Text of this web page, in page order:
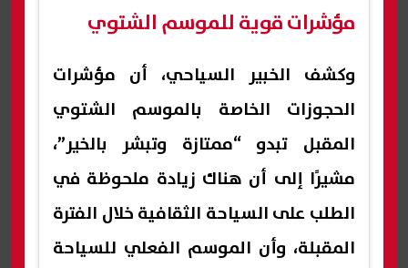
مؤشرات قوية للموسم الشتوي
وكشف الخبير السياحي، أن مؤشرات
الحجوزات الخاصة بالموسم الشتوي
المقبل تبدو “ممتازة وتبشر بالخير”،
مشيرًا إلى أن هناك زيادة ملحوظة في
الطلب على السياحة الثقافية خلال الفترة
المقبلة، وأن الموسم الفعلي للسياحة